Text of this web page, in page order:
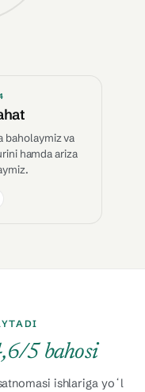
baholaymiz va
hamda ariza
5 bahosi
ishlariga yoʻl